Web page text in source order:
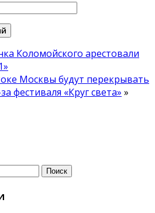
Коломойского арестовали
Москвы будут перекрывать
фестиваля «Круг света» »